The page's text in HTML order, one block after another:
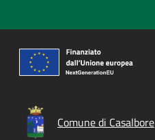
Comune di Casalbore